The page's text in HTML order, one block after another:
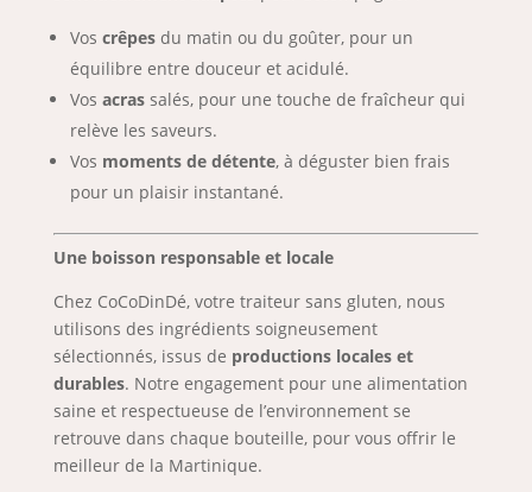
Vos crêpesdu matin ou du goûter, pour un
équilibre entre douceur et acidulé.
Vos acrassalés, pour une touche de fraîcheur qui
relève les saveurs.
Vos moments de détente, à déguster bien frais
pour un plaisir instantané.
Une boisson responsable et locale
Chez CoCoDinDé, votre traiteur sans gluten, nous
utilisons des ingrédients soigneusement
sélectionnés, issus de productions locales et
durables. Notre engagement pour une alimentation
saine et respectueuse de l’environnement se
retrouve dans chaque bouteille, pour vous offrir le
meilleur de la Martinique.